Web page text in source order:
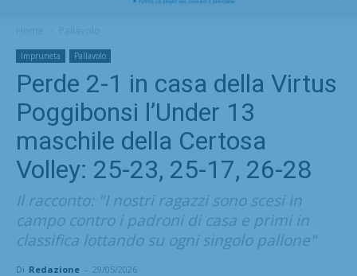
Impruneta Pallavolo
Perde 2-1 in casa della Virtus
Poggibonsi l’Under 13
maschile della Certosa
Volley: 25-23, 25-17, 26-28
Il racconto: "I nostri ragazzi sono scesi in
campo contro i padroni di casa e primi in
classifica lottando su ogni singolo pallone"
Di Redazione - 29/05/2026